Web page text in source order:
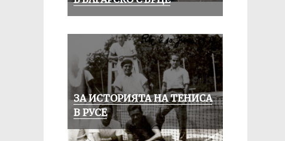
ЗА ИСТОРИЯТА НА ТЕНИСА
В РУСЕ